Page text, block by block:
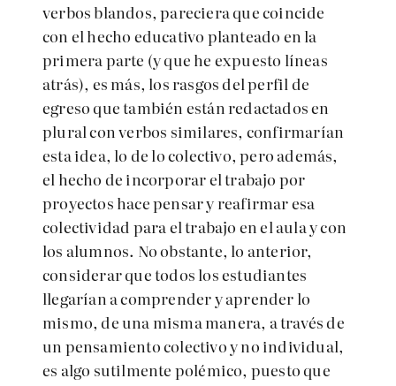
verbos blandos, pareciera que coincide
con el hecho educativo planteado en la
primera parte (y que he expuesto líneas
atrás), es más, los rasgos del perfil de
egreso que también están redactados en
plural con verbos similares, confirmarían
esta idea, lo de lo colectivo, pero además,
el hecho de incorporar el trabajo por
proyectos hace pensar y reafirmar esa
colectividad para el trabajo en el aula y con
los alumnos. No obstante, lo anterior,
considerar que todos los estudiantes
llegarían a comprender y aprender lo
mismo, de una misma manera, a través de
un pensamiento colectivo y no individual,
es algo sutilmente polémico, puesto que